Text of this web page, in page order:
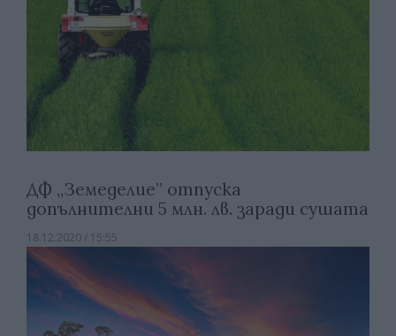
ДФ „Земеделие” отпуска
допълнителни 5 млн. лв. заради сушата
18.12.2020 / 15:55